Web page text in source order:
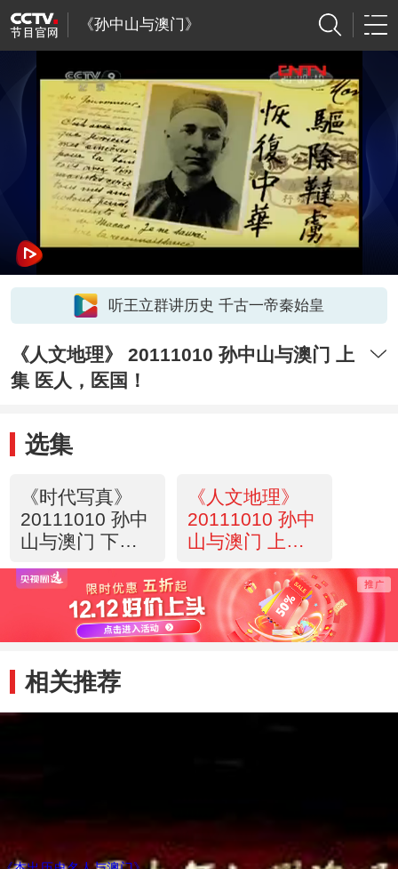
《孙中山与澳门》
听王立群讲历史 千古一帝秦始皇
《人文地理》 20111010 孙中山与澳门 上
集 医人，医国！
选集
《时代写真》
20111010 孙中
山与澳门 下集
《人文地理》
20111010 孙中
山与澳门 上集
相关推荐